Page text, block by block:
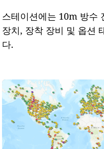
스테이션에는 10m 방수
장치, 장착 장비 및 옵션
다.